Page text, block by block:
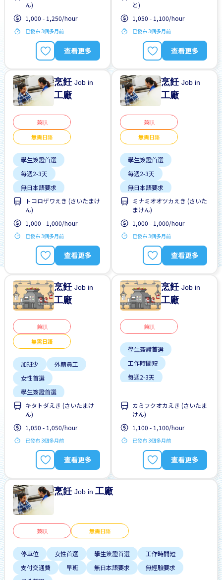
有機會被錄取全職工作
男性首選
ん)
1,000 - 1,250/hour
已發布 3個多月前
查看更多
無經驗要求
男性首選
週末輪班
と)
1,050 - 1,100/hour
已發布 3個多月前
查看更多
烹飪Job in
工廠
兼职
無需日語
學生簽證首選
每週2-3天
無日本語要求
自行車停放處
トコロザワえき (さいたまけ
ん)
1,000 - 1,000/hour
已發布 3個多月前
查看更多
烹飪Job in
工廠
兼职
無需日語
學生簽證首選
每週2-3天
無日本語要求
自行車停放處
ミナミオオツカえき (さいた
まけん)
1,000 - 1,000/hour
已發布 3個多月前
查看更多
烹飪Job in
工廠
兼职
無需日語
加班少
外籍員工
女性首選
學生簽證首選
工作時間短
無日本語要求
無經驗要求
キタトダえき (さいたまけ
ん)
1,050 - 1,050/hour
已發布 3個多月前
查看更多
烹飪Job in
工廠
兼职
學生簽證首選
工作時間短
每週2-3天
カミフクオカえき (さいたま
けん)
1,100 - 1,100/hour
已發布 3個多月前
查看更多
烹飪Job in工廠
兼职 無需日語
停車位 女性首選 學生簽證首選
工作時間短
支付交通費
早班 無日本語要求
無經驗要求